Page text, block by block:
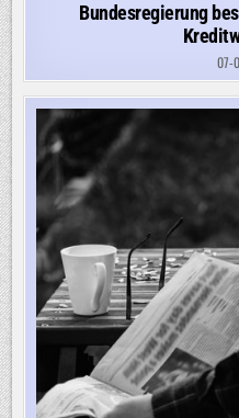
Bundesregierung
07-